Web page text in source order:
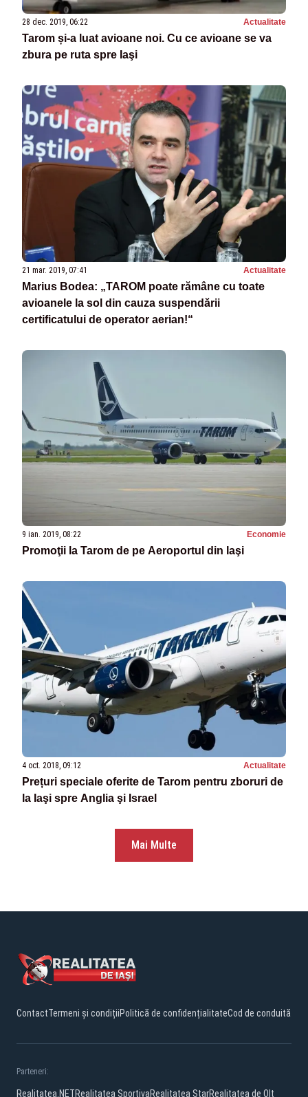
28 dec. 2019, 06:22 Actualitate
Tarom și-a luat avioane noi. Cu ce avioane se va
zbura pe ruta spre Iaşi
21 mar. 2019, 07:41 Actualitate
Marius Bodea: „TAROM poate rămâne cu toate
avioanele la sol din cauza suspendării
certificatului de operator aerian!“
9 ian. 2019, 08:22 Economie
Promoţii la Tarom de pe Aeroportul din Iaşi
4 oct. 2018, 09:12 Actualitate
Prețuri speciale oferite de Tarom pentru zboruri de
la Iaşi spre Anglia şi Israel
Mai Multe
ContactTermeni și condițiiPolitică de confidențialitateCod de conduită
Parteneri:
Realitatea.NETRealitatea SportivaRealitatea StarRealitatea de Olt